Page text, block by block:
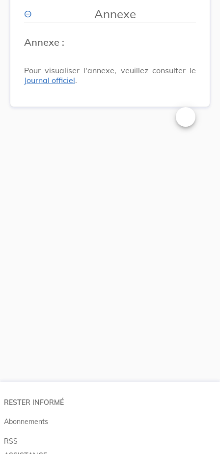
Annexe
Annexe :
Pour visualiser l'annexe, veuillez consulter le
Journal officiel.
Changer la
RESTER INFORMÉ
Abonnements
RSS